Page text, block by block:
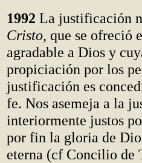
1992 La justificación
Cristo, que se ofreció
agradable a Dios y
propiciación por los
justificación es
fe. Nos asemeja a la
interiormente justos
por fin la gloria de
eterna (cf Concilio de